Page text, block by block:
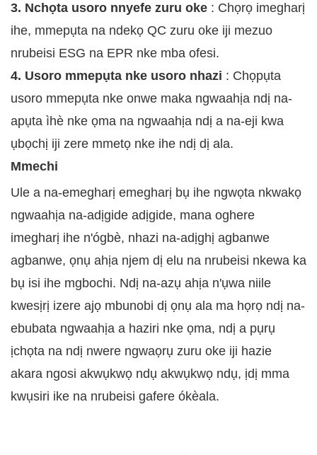
3. Nchọta usoro nnyefe zuru oke : Chọrọ imegharị
ihe, mmepụta na ndekọ QC zuru oke iji mezuo
nrubeisi ESG na EPR nke mba ofesi.
4. Usoro mmepụta nke usoro nhazi : Chọpụta
usoro mmepụta nke onwe maka ngwaahịa ndị na-
apụta ìhè nke ọma na ngwaahịa ndị a na-eji kwa
ụbọchị iji zere mmetọ nke ihe ndị dị ala.
Mmechi
Ule a na-emegharị emegharị bụ ihe ngwọta nkwakọ
ngwaahịa na-adịgide adịgide, mana oghere
imegharị ihe n'ógbè, nhazi na-adịghị agbanwe
agbanwe, ọnụ ahịa njem dị elu na nrubeisi nkewa ka
bụ isi ihe mgbochi. Ndị na-azụ ahịa n'ụwa niile
kwesịrị izere ajọ mbunobi dị ọnụ ala ma họrọ ndị na-
ebubata ngwaahịa a haziri nke ọma, ndị a pụrụ
ịchọta na ndị nwere ngwaọrụ zuru oke iji hazie
akara ngosi akwụkwọ ndụ akwụkwọ ndụ, ịdị mma
kwụsiri ike na nrubeisi gafere ókèala.